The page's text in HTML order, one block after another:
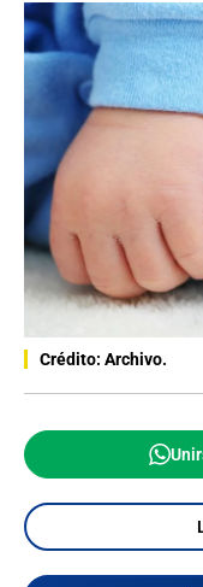
Crédito: Archivo.